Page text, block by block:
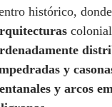
histórico,
y
y arcos